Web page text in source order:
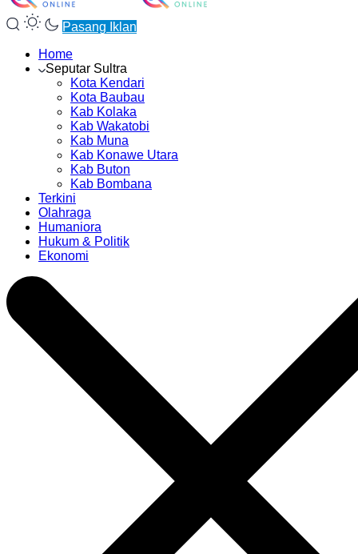
Pasang Iklan
Home
Seputar Sultra
Kota Kendari
Kota Baubau
Kab Kolaka
Kab Wakatobi
Kab Muna
Kab Konawe Utara
Kab Buton
Kab Bombana
Terkini
Olahraga
Humaniora
Hukum & Politik
Ekonomi